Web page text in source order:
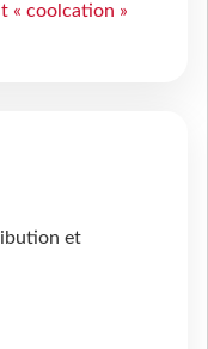
« coolcation »
et